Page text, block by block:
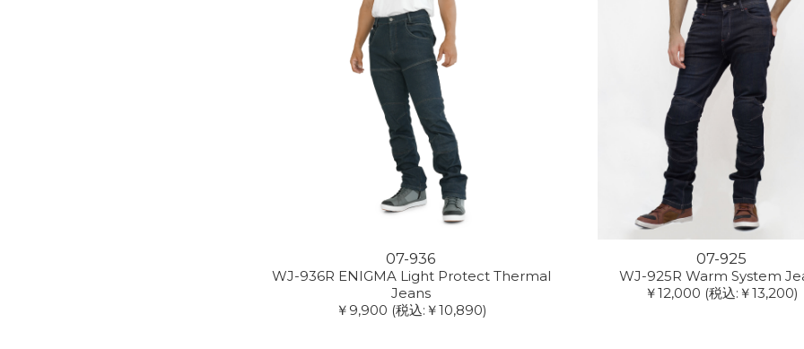
07-936
WJ-936R ENIGMA Light Protect Thermal
Jeans
￥9,900 (税込:￥10,890)
07-925
WJ-925R Warm System
￥12,000 (税込:￥13,200)